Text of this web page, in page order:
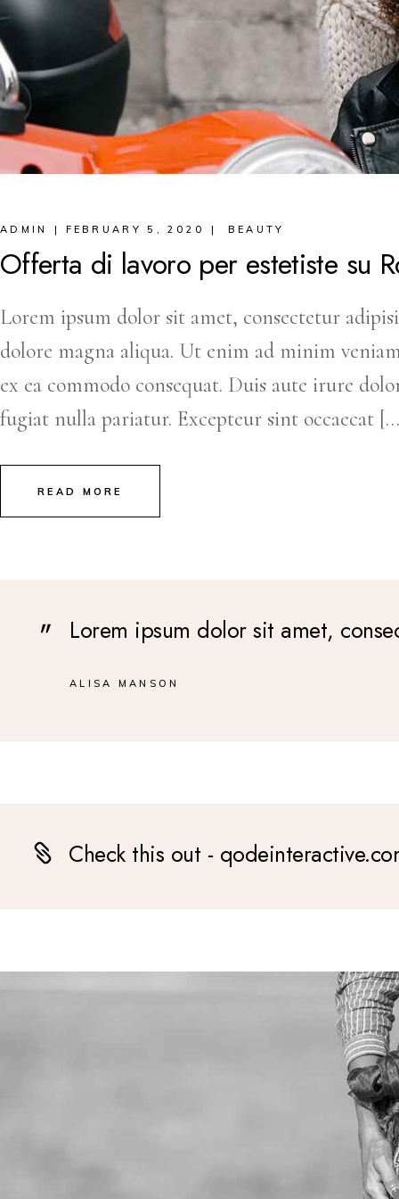
ADMIN FEBRUARY 5, 2020 BEAUTY
Offerta di lavoro per estetiste su
Lorem ipsum dolor sit amet, consectetur
dolore magna aliqua. Ut enim ad minim
ex ea commodo consequat. Duis aute irure
fugiat nulla pariatur. Excepteur sint occaecat
READ MORE
Lorem ipsum dolor sit amet,
ALISA MANSON
Check this out -